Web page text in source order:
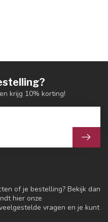
of je bestelling? Bekijk dan
hier onze
vragen en je kunt
krijg 10% korting!